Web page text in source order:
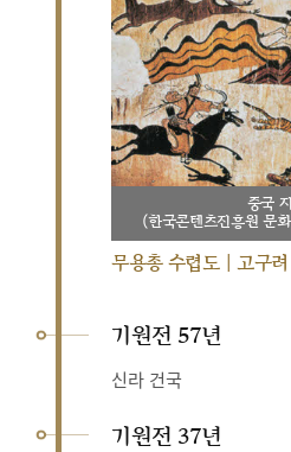
중국
(한국콘텐츠진흥원 문
무용총 수렵도 | 고구려
기원전 57년
신라 건국
기원전 37년